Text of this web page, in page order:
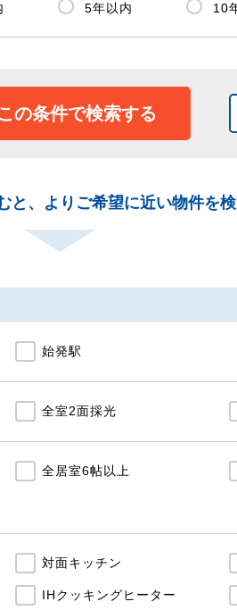
5年以内 10
の条件で検索する
と、よりご希望に近い物件を検
始発駅
全室2面採光
全居室6帖以上
対面キッチン
IHクッキングヒーター